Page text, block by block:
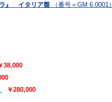
』 イタリア盤
（番号＝GM 6.0001）
38,000
￥280,000